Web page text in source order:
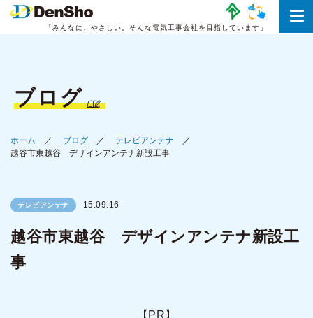
「みんなに、やさしい。 そんな電気工事会社を目指しています」
ブログ
ホーム ブログ
テレビアンテナ
越谷市東越谷 デザインアンテナ新設工事
テレビアンテナ 15.09.16
越谷市東越谷 デザインアンテナ新設工
事
【PR】